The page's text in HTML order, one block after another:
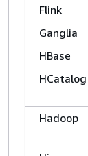
Flink
Ganglia
HBase
HCatalog
Hadoop